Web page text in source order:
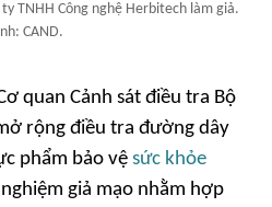
TNHH Công nghệ Herbitech làm giả.
CAND.
quan Cảnh sát điều tra Bộ
rộng điều tra đường dây
phẩm bảo vệ sức khỏe
giả mạo nhằm hợp